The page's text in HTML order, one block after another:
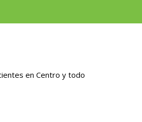
en Centro y todo